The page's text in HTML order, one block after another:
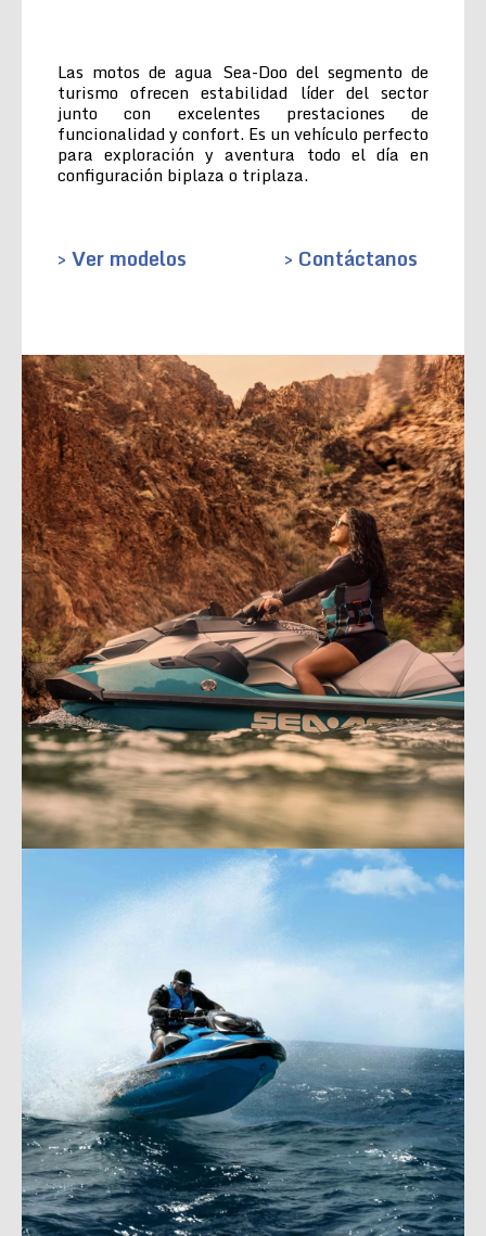
Las motos de agua Sea-Doo del segmento de
turismo ofrecen estabilidad líder del sector
junto con excelentes prestaciones de
funcionalidad y confort. Es un vehículo perfecto
para exploración y aventura todo el día en
configuración biplaza o triplaza.
> Ver modelos > Contáctanos